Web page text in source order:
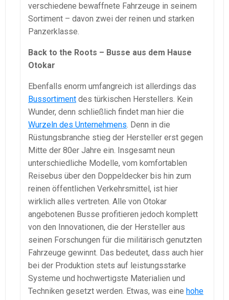
verschiedene bewaffnete Fahrzeuge in seinem
Sortiment – davon zwei der reinen und starken
Panzerklasse.
Back to the Roots – Busse aus dem Hause
Otokar
Ebenfalls enorm umfangreich ist allerdings das
Bussortiment des türkischen Herstellers. Kein
Wunder, denn schließlich findet man hier die
Wurzeln des Unternehmens. Denn in die
Rüstungsbranche stieg der Hersteller erst gegen
Mitte der 80er Jahre ein. Insgesamt neun
unterschiedliche Modelle, vom komfortablen
Reisebus über den Doppeldecker bis hin zum
reinen öffentlichen Verkehrsmittel, ist hier
wirklich alles vertreten. Alle von Otokar
angebotenen Busse profitieren jedoch komplett
von den Innovationen, die der Hersteller aus
seinen Forschungen für die militärisch genutzten
Fahrzeuge gewinnt. Das bedeutet, dass auch hier
bei der Produktion stets auf leistungsstarke
Systeme und hochwertigste Materialien und
Techniken gesetzt werden. Etwas, was eine hohe